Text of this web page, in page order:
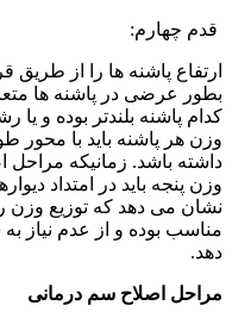
قدم چهارم:
ارتفاع پاشنه ها را از
بطور عرضی در پاشنه ها
کدام پاشنه بلندتر بوده و
وزن هر پاشنه باید با محور
داشته باشد. زمانیکه
وزن پنجه باید در امتداد
نشان می دهد که توزیع
مناسب بوده و از عدم نیاز
دهد.
مراحل اصلاح سم درمانی